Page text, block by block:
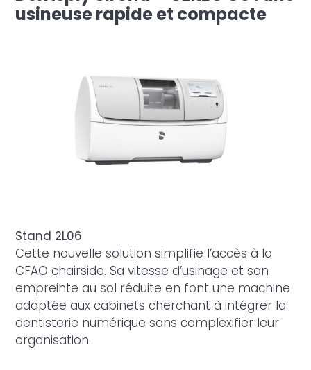
usineuse rapide et compacte
Stand 2L06
Cette nouvelle solution simplifie l’accès à la
CFAO chairside. Sa vitesse d’usinage et son
empreinte au sol réduite en font une machine
adaptée aux cabinets cherchant à intégrer la
dentisterie numérique sans complexifier leur
organisation.